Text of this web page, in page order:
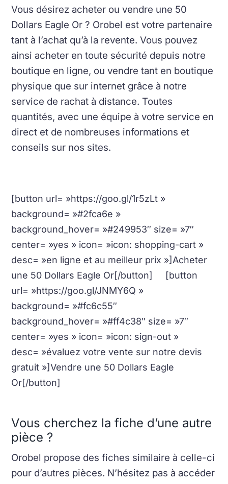
Vous désirez acheter ou vendre une 50
Dollars Eagle Or ? Orobel est votre partenaire
tant à l’achat qu’à la revente. Vous pouvez
ainsi acheter en toute sécurité depuis notre
boutique en ligne, ou vendre tant en boutique
physique que sur internet grâce à notre
service de rachat à distance. Toutes
quantités, avec une équipe à votre service en
direct et de nombreuses informations et
conseils sur nos sites.
[button url= »https://goo.gl/1r5zLt »
background= »#2fca6e »
background_hover= »#249953″ size= »7″
center= »yes » icon= »icon: shopping-cart »
desc= »en ligne et au meilleur prix »]Acheter
une 50 Dollars Eagle Or[/button] [button
url= »https://goo.gl/JNMY6Q »
background= »#fc6c55″
background_hover= »#ff4c38″ size= »7″
center= »yes » icon= »icon: sign-out »
desc= »évaluez votre vente sur notre devis
gratuit »]Vendre une 50 Dollars Eagle
Or[/button]
Vous cherchez la fiche d’une autre
pièce ?
Orobel propose des fiches similaire à celle-ci
pour d’autres pièces. N’hésitez pas à accéder